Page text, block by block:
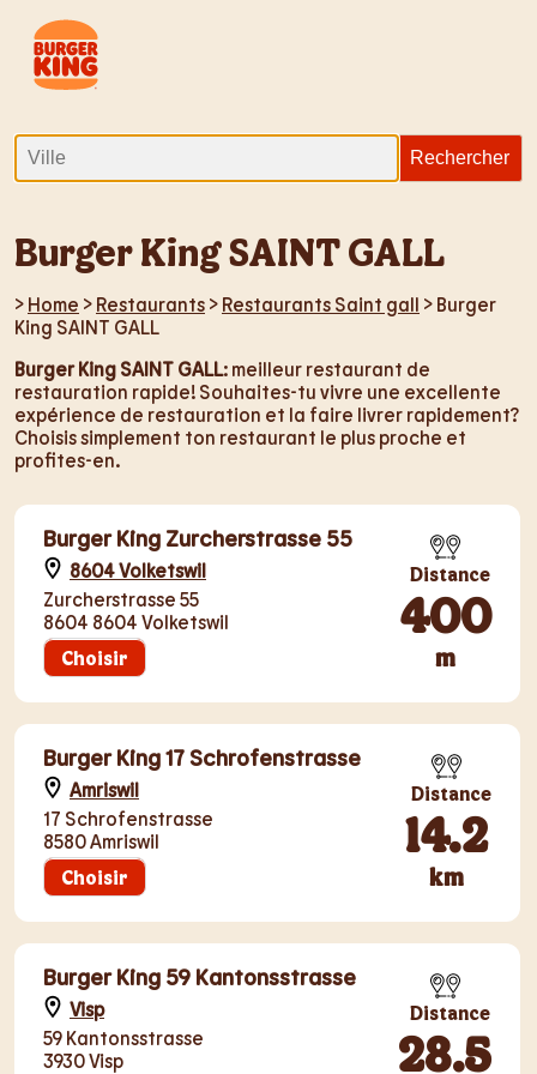
Burger King SAINT GALL
> Home > Restaurants > Restaurants Saint gall > Burger
King SAINT GALL
Burger King SAINT GALL: meilleur restaurant de
restauration rapide! Souhaites-tu vivre une excellente
expérience de restauration et la faire livrer rapidement?
Choisis simplement ton restaurant le plus proche et
profites-en.
Burger King Zurcherstrasse 55
8604 Volketswil
Zurcherstrasse 55
8604 8604 Volketswil
Choisir
Distance
400
m
Burger King 17 Schrofenstrasse
Amriswil
17 Schrofenstrasse
8580 Amriswil
Choisir
Distance
14.2
km
Burger King 59 Kantonsstrasse
Visp
59 Kantonsstrasse
3930 Visp
Distance
28.5